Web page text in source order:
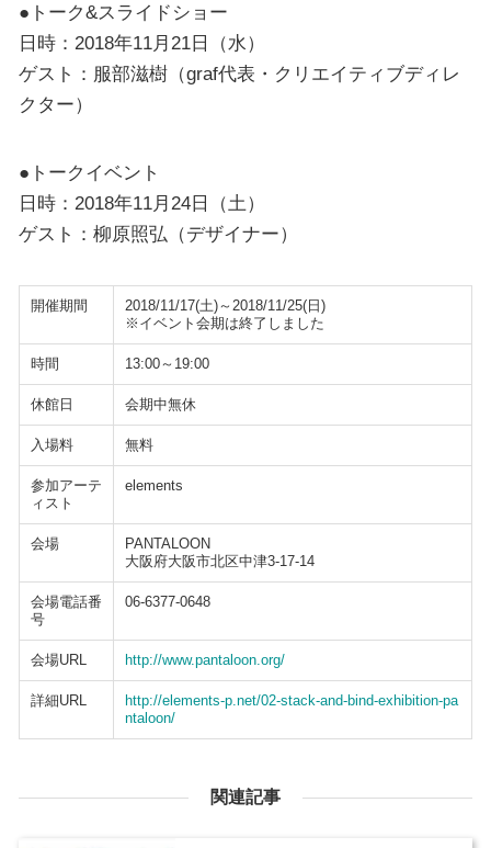
●トーク&スライドショー
日時：2018年11月21日（水）
ゲスト：服部滋樹（graf代表・クリエイティブディレ
クター）
●トークイベント
日時：2018年11月24日（土）
ゲスト：柳原照弘（デザイナー）
開催期間
2018/11/17(土)～2018/11/25(日)
※イベント会期は終了しました
時間 13:00～19:00
休館日 会期中無休
入場料 無料
参加アーテ
ィスト
elements
会場
PANTALOON
大阪府大阪市北区中津3-17-14
会場電話番
号
06-6377-0648
会場URL http://www.pantaloon.org/
詳細URL
http://elements-p.net/02-stack-and-bind-exhibition-pa
ntaloon/
関連記事